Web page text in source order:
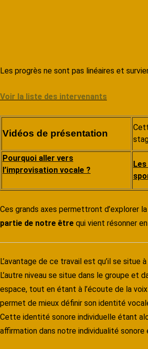
Les progrès ne sont pas linéaires et
Voir la liste des intervenants
Vidéos de présentation
Pourquoi aller vers
l’improvisation vocale ?
Ces grands axes permettront d’explorer
partie de notre être qui vient résonner
L’avantage de ce travail est qu’il se situe
L’autre niveau se situe dans le groupe et
espace, tout en étant à l’écoute de la
permet de mieux définir son identité
Cette identité sonore individuelle étant
affirmation dans notre individualité